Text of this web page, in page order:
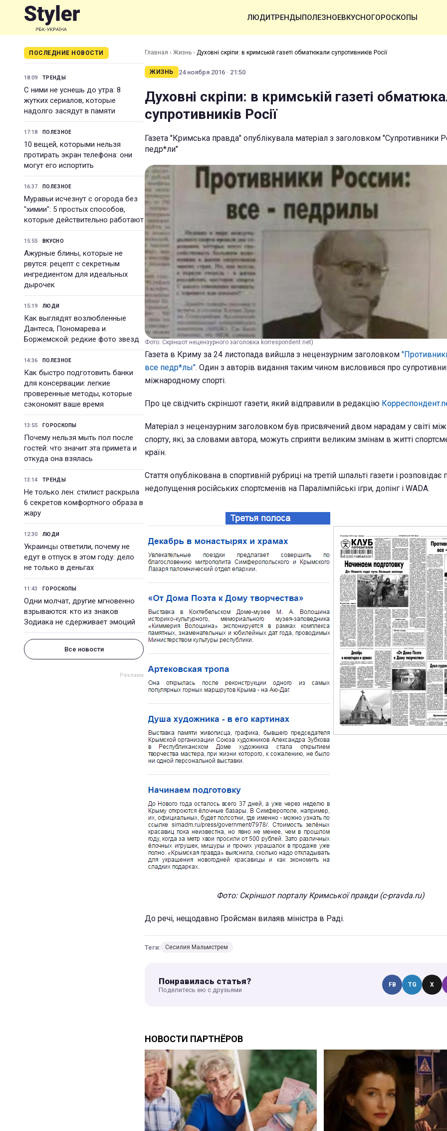
ЛЮДИТРЕНДЫПОЛЕЗНОЕВКУСНОГОРОСКОПЫ
ПОСЛЕДНИЕ НОВОСТИ
18:09 ТРЕНДЫ
С ними не уснешь до утра: 8
жутких сериалов, которые
надолго засядут в памяти
17:18 ПОЛЕЗНОЕ
10 вещей, которыми нельзя
протирать экран телефона: они
могут его испортить
16:37 ПОЛЕЗНОЕ
Муравьи исчезнут с огорода без
"химии": 5 простых способов,
которые действительно работают
15:55 ВКУСНО
Ажурные блины, которые не
рвутся: рецепт с секретным
ингредиентом для идеальных
дырочек
15:19 ЛЮДИ
Как выглядят возлюбленные
Дантеса, Пономарева и
Боржемской: редкие фото звезд
14:36 ПОЛЕЗНОЕ
Как быстро подготовить банки
для консервации: легкие
проверенные методы, которые
сэкономят ваше время
13:55 ГОРОСКОПЫ
Почему нельзя мыть пол после
гостей: что значит эта примета и
откуда она взялась
13:14 ТРЕНДЫ
Не только лен: стилист раскрыла
6 секретов комфортного образа в
жару
12:30 ЛЮДИ
Украинцы ответили, почему не
едут в отпуск в этом году: дело
не только в деньгах
11:43 ГОРОСКОПЫ
Одни молчат, другие мгновенно
взрываются: кто из знаков
Зодиака не сдерживает эмоций
Все новости
Главная › Жизнь › Духовні скріпи: в кримській газеті обматюкали супротивників Росії
ЖИЗНЬ 24 ноября 2016 · 21:50
Духовні скріпи: в кримській газеті
супротивників Росії
Газета "Кримська правда" опублікувала матеріал з заголовком "Супротивники
педр*ли"
Фото: Скріншот нецензурного заголовка korrespondent.net)
Газета в Криму за 24 листопада вийшла з нецензурним заголовком
все педр*лы". Один з авторів видання таким чином висловився про
міжнародному спорті.
Про це свідчить скріншот газети, який відправили в редакцію
Матеріал з нецензурним заголовком був присвячений двом нарадам у світі
спорту, які, за словами автора, можуть сприяти великим змінам в житті
країн.
Стаття опублікована в спортивній рубриці на третій шпальті газети і розповідає
недопущення російських спортсменів на Паралімпійські ігри, допінг і WADA.
Фото: Скріншот порталу Кримської правди (c-pravda.ru)
До речі, нещодавно Гройсман вилаяв міністра в Раді.
Теги: Сесилия Мальмстрем
Понравилась статья?
Поделитесь ею с друзьями
FB TG X